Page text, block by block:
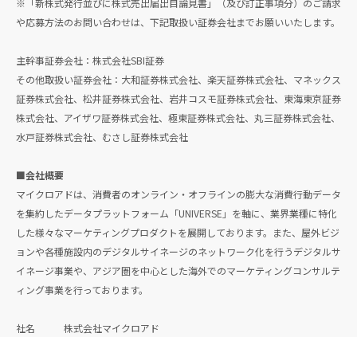
※「新株式発⾏並びに株式売出届出⽬論⾒書」（及び訂正事項分）のご請求
や応募⽅法のお問い合わせは、下記取扱い証券会社までお願いいたします。
主幹事証券会社：株式会社SBI証券
その他取扱い証券会社：大和証券株式会社、楽天証券株式会社、マネックス
証券株式会社、松井証券株式会社、岩井コスモ証券株式会社、東海東京証券
株式会社、アイザワ証券株式会社、極東証券株式会社、丸三証券株式会社、
水戸証券株式会社、むさし証券株式会社
■会社概要
マイクロアドは、消費者のオンライン・オフラインの膨大な消費行動データ
を集約したデータプラットフォーム「UNIVERSE」を軸に、業界業種に特化
した様々なマーケティングプロダクトを展開しております。また、屋外ビジ
ョンや各種施設内のデジタルサイネージのネットワーク化を行うデジタルサ
イネージ事業や、アジア圏を中心とした海外でのマーケティングコンサルテ
ィング事業を行っております。
社名 株式会社マイクロアド